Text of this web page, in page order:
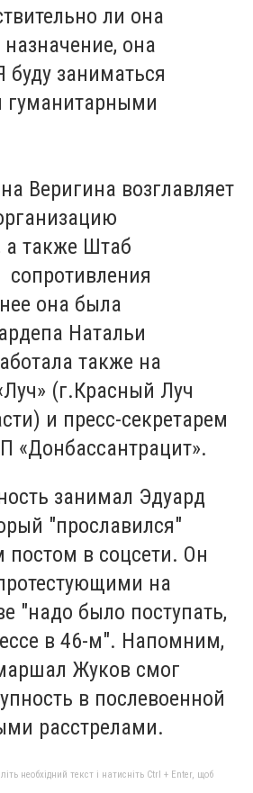
ли она
она
буду заниматься
Веригина возглавляет
а также Штаб
она была
Натальи
также на
(г.Красный Луч
и пресс-секретарем
«Донбассантрацит».
занимал Эдуард
"прославился"
в соцсети. Он
на
"надо было поступать,
в 46-м". Напомним,
Жуков смог
в послевоенной
расстрелами.
необхідний текст і натисніть Ctrl + Enter, щоб